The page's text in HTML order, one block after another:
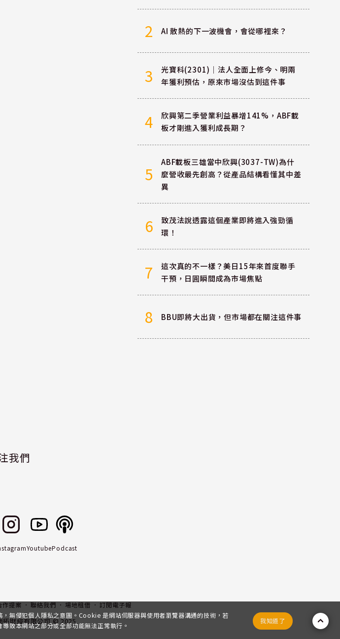
2 AI 散熱的下一波機會，會從哪裡來？
3
光寶科(2301)｜法人全面上修今、明兩
年獲利預估，原來市場沒估到這件事
4
欣興第二季營業利益暴增141%，ABF載
板才剛進入獲利成長期？
5
ABF載板三雄當中欣興(3037-TW)為什
麼營收最先創高？從產品結構看懂其中差
異
6
致茂法說透露這個產業即將進入強勁循
環！
7
這次真的不一樣？美日15年來首度聯手
干預，日圓瞬間成為市場焦點
8 BBU即將大出貨，但市場都在關注這件事
我們
YoutubePodcast
作提案 聯絡我們 場地租借 訂閱電子報
拓財經有限公司 © 2025
無侵犯個人隱私之意圖。Cookie 是網站伺服器與使用者瀏覽器溝通的技術，若
致本網站之部分或全部功能無法正常執行。
我知道了